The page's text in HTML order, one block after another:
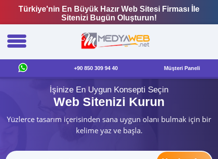
Türkiye'nin En Büyük Hazır Web Sitesi Firması İle
Sitenizi Bugün Oluşturun!
+90 850 309 94 40 Müşteri Paneli
İşinize En Uygun Konsepti Seçin
Web Sitenizi Kurun
Yüzlerce tasarım içerisinden sana uygun olanı bulmak için bir
kelime yaz ve başla.